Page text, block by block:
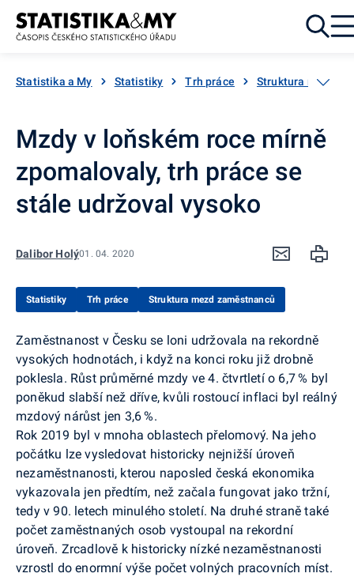
Přejít k obsahu
Statistika a My Statistiky Trh práce Struktura mezd
Mzdy v loňském roce mírně
zpomalovaly, trh práce se
stále udržoval vysoko
Dalibor Holý01. 04. 2020
Statistiky Trh práce Struktura mezd zaměstnanců
Zaměstnanost v Česku se loni udržovala na rekordně
vysokých hodnotách, i když na konci roku již drobně
poklesla. Růst průměrné mzdy ve 4. čtvrtletí o 6,7 % byl
poněkud slabší než dříve, kvůli rostoucí inflaci byl reálný
mzdový nárůst jen 3,6 %.
Rok 2019 byl v mnoha oblastech přelomový. Na jeho
počátku lze vysledovat historicky nejnižší úroveň
nezaměstnanosti, kterou naposled česká ekonomika
vykazovala jen předtím, než začala fungovat jako tržní,
tedy v 90. letech minulého století. Na druhé straně také
počet zaměstnaných osob vystoupal na rekordní
úroveň. Zrcadlově k historicky nízké nezaměstnanosti
vzrostl do enormní výše počet volných pracovních míst.